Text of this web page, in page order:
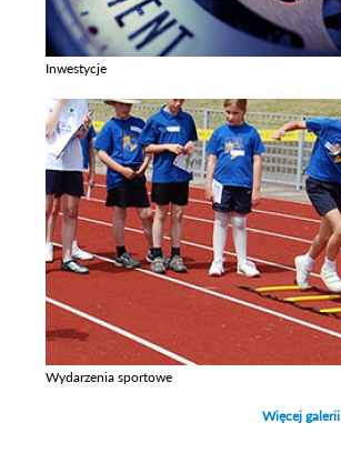
Inwestycje
Wydarzenia sportowe
Więcej galerii